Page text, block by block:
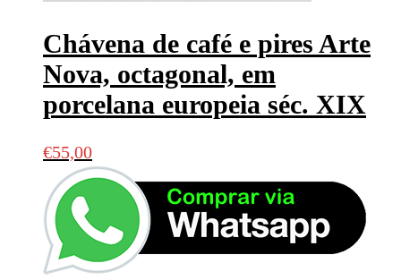
Chávena de café e pires Arte
Nova, octagonal, em
porcelana europeia séc. XIX
€55,00